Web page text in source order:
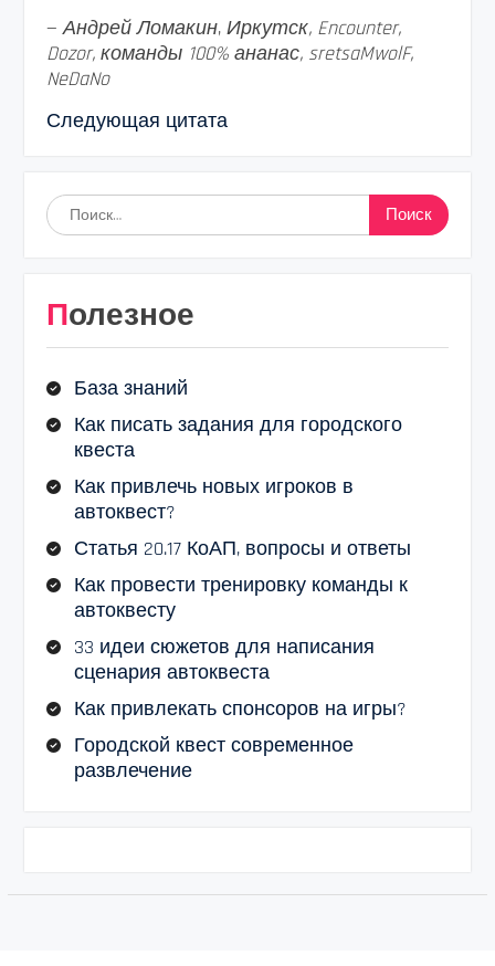
—Андрей Ломакин, Иркутск, Encounter,
Dozor, команды 100% ананас, sretsaMwolF,
NeDaNo
Следующая цитата
Найти:
Полезное
База знаний
Как писать задания для городского
квеста
Как привлечь новых игроков в
автоквест?
Статья 20.17 КоАП, вопросы и ответы
Как провести тренировку команды к
автоквесту
33 идеи сюжетов для написания
сценария автоквеста
Как привлекать спонсоров на игры?
Городской квест современное
развлечение